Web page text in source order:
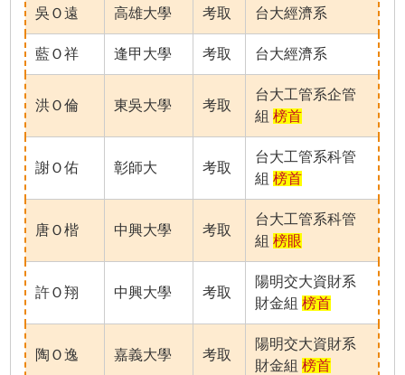
吳Ｏ遠 高雄大學 考取 台大經濟系
藍Ｏ祥 逢甲大學 考取 台大經濟系
洪Ｏ倫 東吳大學 考取
台大工管系企管
組榜首
謝Ｏ佑 彰師大 考取
台大工管系科管
組榜首
唐Ｏ楷 中興大學 考取
台大工管系科管
組榜眼
許Ｏ翔 中興大學 考取
陽明交大資財系
財金組榜首
陶Ｏ逸 嘉義大學 考取
陽明交大資財系
財金組榜首